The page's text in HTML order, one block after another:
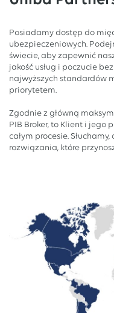
Posiadamy dostęp do
ubezpieczeniowych.
świecie, aby zapewnić
jakość usług i poczucie
najwyższych standardów
priorytetem.
Zgodnie z główną
PIB Broker, to Klient i jego
całym procesie.
rozwiązania, które